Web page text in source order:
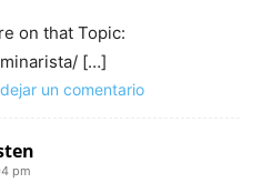
on that Topic:
[…]
un comentario
pm